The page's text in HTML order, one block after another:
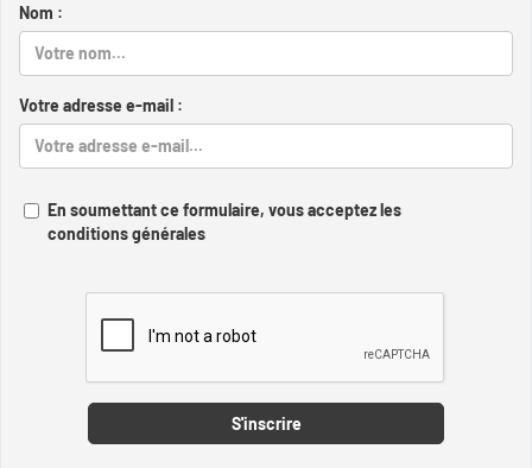
Nom :
Votre adresse e-mail :
En soumettant ce formulaire, vous acceptez les
conditions générales
S'inscrire